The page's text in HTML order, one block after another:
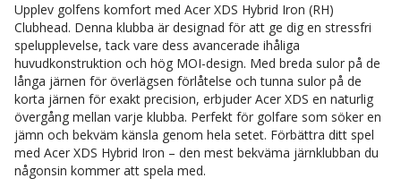
Upplev golfens komfort med Acer XDS Hybrid Iron (RH)
Clubhead. Denna klubba är designad för att ge dig en stressfri
spelupplevelse, tack vare dess avancerade ihåliga
huvudkonstruktion och hög MOI-design. Med breda sulor på de
långa järnen för överlägsen förlåtelse och tunna sulor på de
korta järnen för exakt precision, erbjuder Acer XDS en naturlig
övergång mellan varje klubba. Perfekt för golfare som söker en
jämn och bekväm känsla genom hela setet. Förbättra ditt spel
med Acer XDS Hybrid Iron – den mest bekväma järnklubban du
någonsin kommer att spela med.